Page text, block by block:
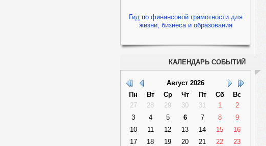
Гид по финансовой грамотности для
жизни, бизнеса и образования
КАЛЕНДАРЬ СОБЫТИЙ
Август 2026
Пн
Вт Ср Чт Пт Сб
Вс
27
28 29 30 31 1
2
3
4 5 6 7 8
9
10
11 12 13 14 15
16
17
18 19 20 21 22
23